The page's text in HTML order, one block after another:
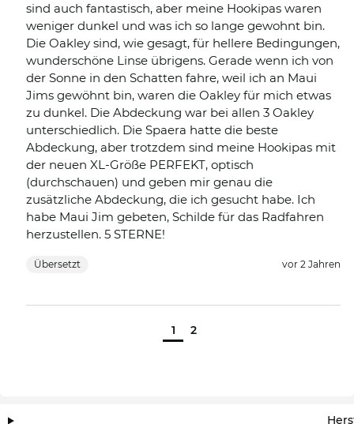
sind auch fantastisch, aber meine Hookipas waren
weniger dunkel und was ich so lange gewohnt bin.
Die Oakley sind, wie gesagt, für hellere Bedingungen,
wunderschöne Linse übrigens. Gerade wenn ich von
der Sonne in den Schatten fahre, weil ich an Maui
Jims gewöhnt bin, waren die Oakley für mich etwas
zu dunkel. Die Abdeckung war bei allen 3 Oakley
unterschiedlich. Die Spaera hatte die beste
Abdeckung, aber trotzdem sind meine Hookipas mit
der neuen XL-Größe PERFEKT, optisch
(durchschauen) und geben mir genau die
zusätzliche Abdeckung, die ich gesucht habe. Ich
habe Maui Jim gebeten, Schilde für das Radfahren
herzustellen. 5 STERNE!
Übersetzt vor 2 Jahren
1 2